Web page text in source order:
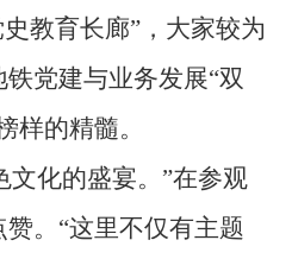
教育长廊”，大家较为
党建与业务发展“双
样的精髓。
文化的盛宴。”在参观
。“这里不仅有主题